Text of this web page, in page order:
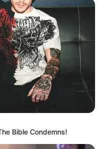
Bible Condemns!